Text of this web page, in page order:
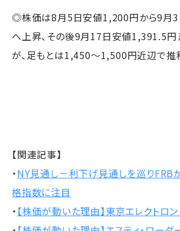
◎株価は8月5日安値1,200円から9月
へ上昇、その後9月17日安値1,391.5円
が、足もとは1,450～1,500円近辺で推
【関連記事】
・NY見通し－利下げ見通しを巡りFRB
格指数に注目
・ 【株価が動いた理由】東京エレクトロン